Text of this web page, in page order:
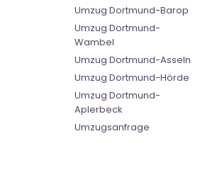
Umzug Dortmund-Barop
Umzug Dortmund-
Wambel
Umzug Dortmund-Asseln
Umzug Dortmund-Hörde
Umzug Dortmund-
Aplerbeck
Umzugsanfrage